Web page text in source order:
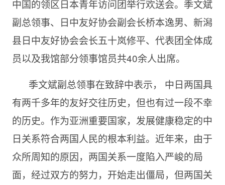
中国的领区日本青年访问团举行欢送会。季文斌
副总领事、日中友好协会副会长桥本逸男、新潟
县日中友好协会会长五十岚修平、代表团全体成
员以及我馆部分领事馆员共40余人出席。
季文斌副总领事在致辞中表示， 中日两国具
有两千多年的友好交往历史，但也有过一段不幸
的历史。作为亚洲重要国家，发展健康稳定的中
日关系符合两国人民的根本利益。近年来，由于
众所周知的原因，两国关系一度陷入严峻的局
面，经过双方的努力，开始走出僵局，但两国关